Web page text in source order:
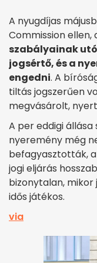
A nyugdíjas
Commission ellen,
szabályainak
jogsértő, és a
engedni. A
tiltás jogszerűen
megvásárolt,
A per eddigi állása
nyeremény még
befagyasztották,
jogi eljárás
bizonytalan,
idős játékos.
via